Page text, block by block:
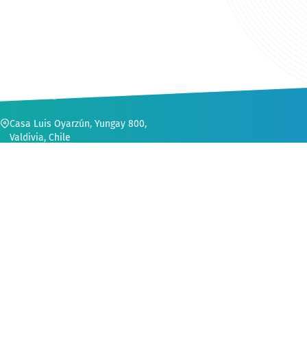
CONTACTO
Casa Luis Oyarzún, Yungay 800,
Valdivia, Chile